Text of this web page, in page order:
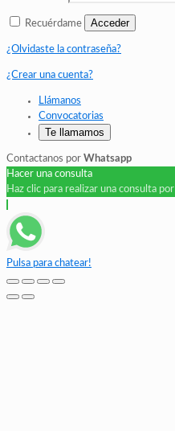
Recuérdame Acceder
¿Olvidaste la contraseña?
¿Crear una cuenta?
Llámanos
Convocatorias
Te llamamos
Contactanos por Whatsapp
Hacer una consulta
Haz clic para realizar una consulta por
Pulsa para chatear!